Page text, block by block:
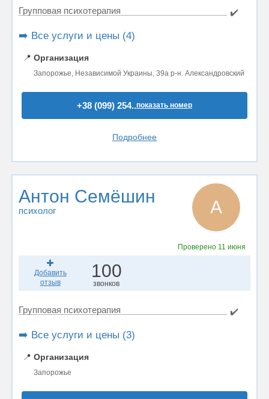
Групповая психотерапия ✔️
➡️ Все услуги и цены (4)
📍 Организация
Запорожье, Независимой Украины, 39а р-н. Александровский
+38 (099) 254..показать номер
Подробнее
Антон Семёшин
психолог А
Проверено 11 июня
Добавить
отзыв
100
звонков
Групповая психотерапия ✔️
➡️ Все услуги и цены (3)
📍 Организация
Запорожье